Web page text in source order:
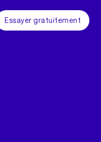
Essayer gratuitement